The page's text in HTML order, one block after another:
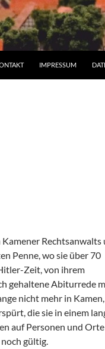
IMPRESSUM
Rechtsanwalts
Penne, wo sie über 70
Zeit, von ihrem
gehaltene Abiturrede
nicht mehr in Kamen,
die sie in einem
auf Personen und Orte
gültig.